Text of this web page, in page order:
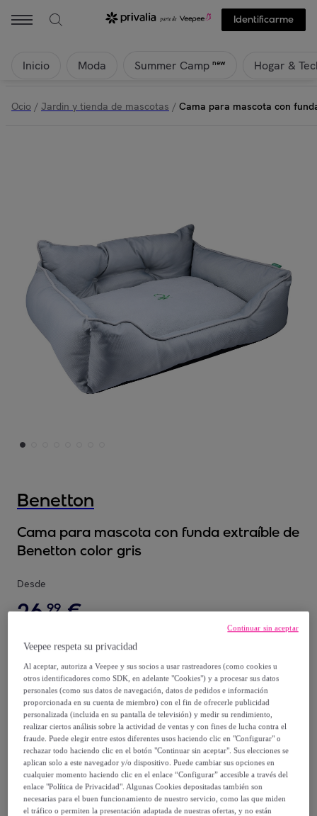
Identificarme
Inicio Moda Summer Camp new Hogar &
Ocio / Jardin y tienda de mascotas / Cama para mascota con
Benetton
Cama para mascota con funda extraíble de
Benetton color gris
Desde
26,99 €
49, €
Vendido porDiempi
Entrega
Entrega desde5,95 €
Veepee respeta su privacidad
Al aceptar, autoriza a Veepee y sus socios a usar rastreadores (como cookies u
otros identificadores como SDK, en adelante "Cookies") y a procesar sus datos
personales (como sus datos de navegación, datos de pedidos e información
proporcionada en su cuenta de miembro) con el fin de ofrecerle publicidad
personalizada (incluida en su pantalla de televisión) y medir su rendimiento,
realizar ciertos análisis sobre la actividad de ventas y con fines de lucha contra el
fraude. Puede elegir entre estos diferentes usos haciendo clic en "Configurar" o
rechazar todo haciendo clic en el botón "Continuar sin aceptar". Sus elecciones se
aplican solo a este navegador y/o dispositivo. Puede cambiar sus opciones en
cualquier momento haciendo clic en el enlace “Configurar” accesible a través del
enlace "Política de Privacidad". Algunas Cookies depositadas también son
necesarias para el buen funcionamiento de nuestro servicio, como las que miden
el tráfico o permiten la presentación adaptada de nuestras ofertas, y no están
Continuar sin aceptar